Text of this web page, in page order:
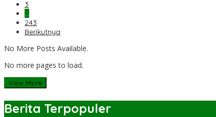
3
…
243
Berikutnya
No More Posts Available.
No more pages to load.
View More
Berita Terpopuler